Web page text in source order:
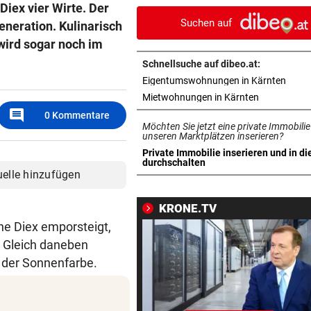
vier Wirte. Der
Kulinarisch
sogar noch im
comment 0 Kommentare
hinzufügen
Diex emporsteigt,
daneben
Sonnenfarbe.
Tormann gefunden
AM WEG ZUR WILDSPITZE vor
Bergsteiger stürzte 20 Meter
Gletscherspalte ab
CLOUD, KI & DATEN:
Wem gehört Österreichs
Zukunft?
FÖHRENWALD IN FLAMMEN
gegen Inferno
BEI RONALDINHO-BESUCH vor 7
Nächster Brasilien-Star
den Wörthersee
DANK MEGA-ABLÖSE vor
Suchen auf
Schnellsuche auf dibeo.at:
Eigentumswohnungen in Kärnten
Mietwohnungen in Kärnten
Möchten Sie jetzt eine private
unseren Marktplätzen inserieren?
Private Immobilie inserieren und in
durchschalten
in neuem Tab öffnen
KRONE.TV